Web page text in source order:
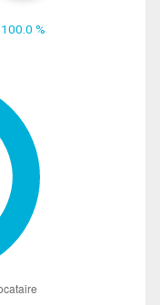
100.0 %